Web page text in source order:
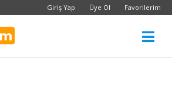
Giriş Yap Üye Ol Favorilerim